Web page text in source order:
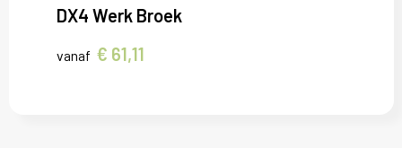
DX4 Werk Broek
vanaf € 61,11